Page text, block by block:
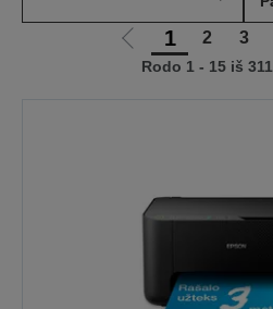
Eiti
1 2 3
Rodo 1 - 15 iš